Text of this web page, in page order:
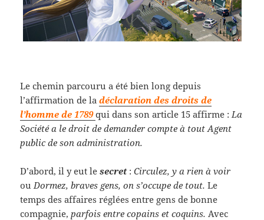
Le chemin parcouru a été bien long depuis
l’affirmation de ladéclaration des droits de
l’homme de 1789qui dans son article 15 affirme : La
Société a le droit de demander compte à tout Agent
public de son administration.
D’abord, il y eut lesecret:Circulez, y a rien à voir
ou Dormez, braves gens, on s’occupe de tout.Le
temps des affaires réglées entre gens de bonne
compagnie, parfois entre copains et coquins. Avec